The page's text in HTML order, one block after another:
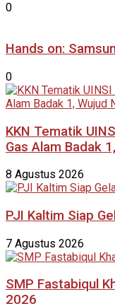
0
Hands on:
0
KKN Tematik
Gas Alam Badak
8 Agustus 2026
PJI Kaltim Siap
7 Agustus 2026
SMP Fastabiqul
2026